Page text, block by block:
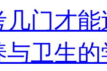
几门才
与卫生